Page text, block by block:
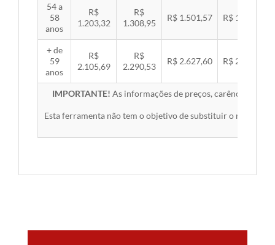
54 a
58
anos
R$
1.203,32
R$
1.308,95
R$ 1.501,57 R$ 1.547,38
+ de
59
anos
R$
2.105,69
R$
2.290,53
R$ 2.627,60 R$ 2.707,76
IMPORTANTE! As informações de preços, carências,
Esta ferramenta não tem o objetivo de substituir o material